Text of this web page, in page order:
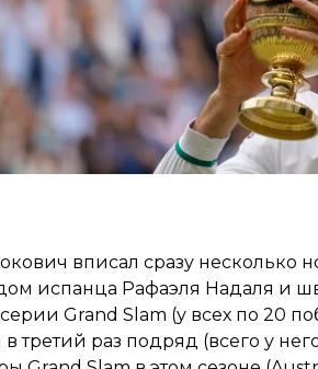
вписал сразу несколько
испанца Рафаэля Надаля и
Grand Slam (у всех по 20
третий раз подряд (всего у